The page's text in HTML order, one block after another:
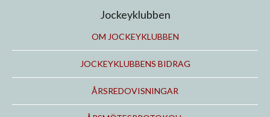
Jockeyklubben
OM JOCKEYKLUBBEN
JOCKEYKLUBBENS BIDRAG
ÅRSREDOVISNINGAR